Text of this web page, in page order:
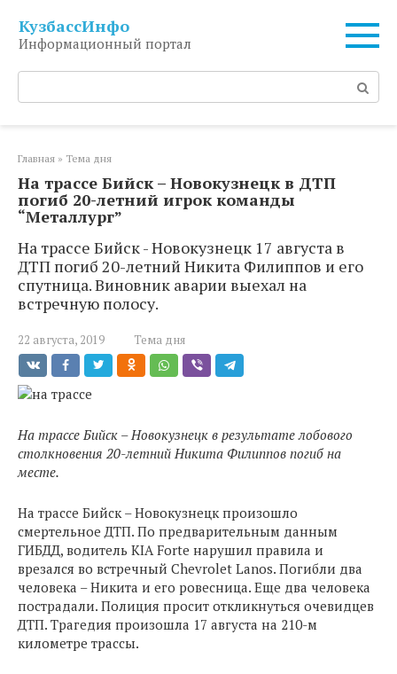
контенту
КузбассИнфо
Информационный портал
Поиск:
Главная » Тема дня
На трассе Бийск – Новокузнецк в ДТП
погиб 20-летний игрок команды
“Металлург”
На трассе Бийск - Новокузнецк 17 августа в
ДТП погиб 20-летний Никита Филиппов и его
спутница. Виновник аварии выехал на
встречную полосу.
22 августа, 2019 Тема дня
На трассе Бийск – Новокузнецк в результате лобового
столкновения 20-летний Никита Филиппов погиб на
месте.
На трассе Бийск – Новокузнецк произошло
смертельное ДТП. По предварительным данным
ГИБДД, водитель KIA Forte нарушил правила и
врезался во встречный Chevrolet Lanos. Погибли два
человека – Никита и его ровесница. Еще два человека
пострадали. Полиция просит откликнуться очевидцев
ДТП. Трагедия произошла 17 августа на 210-м
километре трассы.